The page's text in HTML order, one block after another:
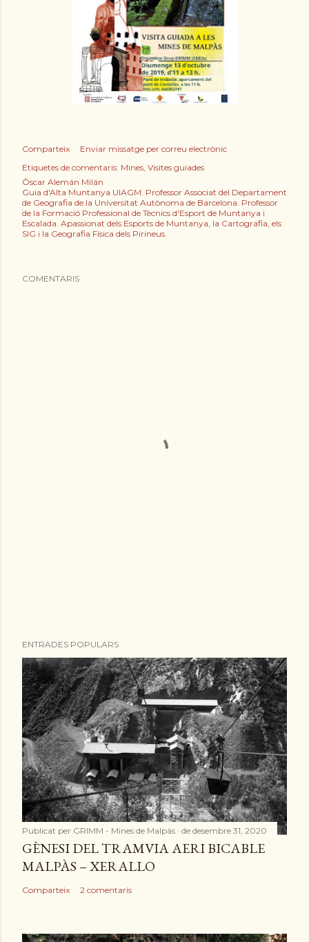
Comparteix
Enviar missatge per correu electrònic
Etiquetes de comentaris: Mines Visites guiades
Òscar Alemán Milán
Guia d'Alta Muntanya UIAGM. Professor Associat del Departament
de Geografia de la Universitat Autònoma de Barcelona. Professor
de la Formació Professional de Tècnics d'Esport de Muntanya i
Escalada. Apassionat dels Esports de Muntanya, la Cartografia, els
SIG i la Geografia Física dels Pirineus.
COMENTARIS
ENTRADES POPULARS
Publicat per GRIMM - Mines de Malpàs de desembre 31, 2020
GÈNESI DEL TRAMVIA AERI BICABLE
MALPÀS – XERALLO
Comparteix 2 comentaris